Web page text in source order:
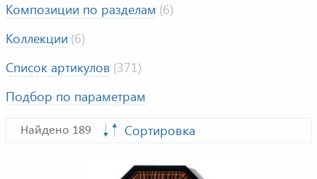
Композиции по разделам (6)
Коллекции (6)
Список артикулов (371)
Подбор по параметрам
Найдено 189 Сортировка